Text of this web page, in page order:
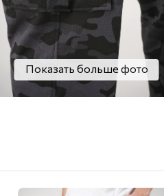
Показать больше фото